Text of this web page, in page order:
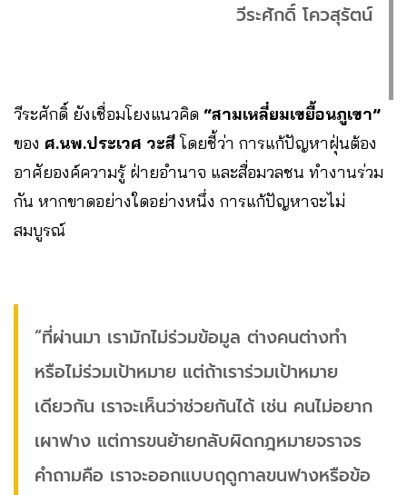
วีระศักดิ์ โควสุรัตน์
วีระศักดิ์ ยังเชื่อมโยงแนวคิด “สามเหลี่ยมเขยื้อนภูเขา”
ของ ศ.นพ.ประเวศ วะสีโดยชี้ว่า การแก้ปัญหาฝุ่นต้อง
อาศัยองค์ความรู้ ฝ่ายอำนาจ และสื่อมวลชน ทำงานร่วม
กัน หากขาดอย่างใดอย่างหนึ่ง การแก้ปัญหาจะไม่
สมบูรณ์
“ที่ผ่านมา เรามักไม่ร่วมข้อมูล ต่างคนต่างทำ
หรือไม่ร่วมเป้าหมาย แต่ถ้าเราร่วมเป้าหมาย
เดียวกัน เราจะเห็นว่าช่วยกันได้ เช่น คนไม่อยาก
เผาฟาง แต่การขนย้ายกลับผิดกฎหมายจราจร
คำถามคือ เราจะออกแบบฤดูกาลขนฟางหรือข้อ